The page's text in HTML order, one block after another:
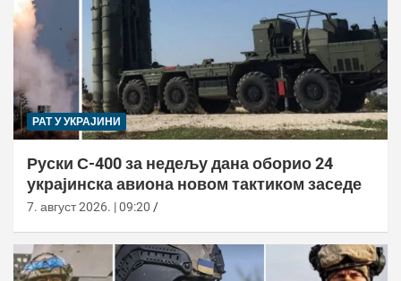
РАТ У УКРАЈИНИ
Руски С-400 за недељу дана оборио 24
украјинска авиона новом тактиком заседе
7. август 2026. | 09:20